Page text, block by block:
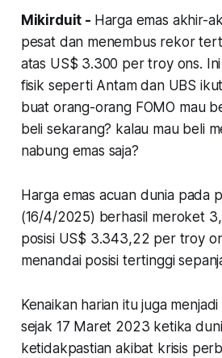
Mikirduit - Harga emas akhir-
pesat dan menembus rekor
atas US$ 3.300 per troy ons.
fisik seperti Antam dan UBS
buat orang-orang FOMO mau
beli sekarang? kalau mau beli
nabung emas saja?
Harga emas acuan dunia pada
(16/4/2025) berhasil meroket
posisi US$ 3.343,22 per troy
menandai posisi tertinggi
Kenaikan harian itu juga
sejak 17 Maret 2023 ketika
ketidakpastian akibat krisis